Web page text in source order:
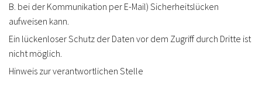
B. bei der Kommunikation per E-Mail) Sicherheitslücken
aufweisen kann.
Ein lückenloser Schutz der Daten vor dem Zugriff durch Dritte ist
nicht möglich.
Hinweis zur verantwortlichen Stelle